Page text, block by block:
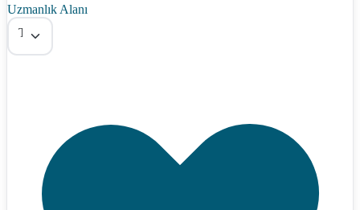
Uzmanlık Alanı
Tümü